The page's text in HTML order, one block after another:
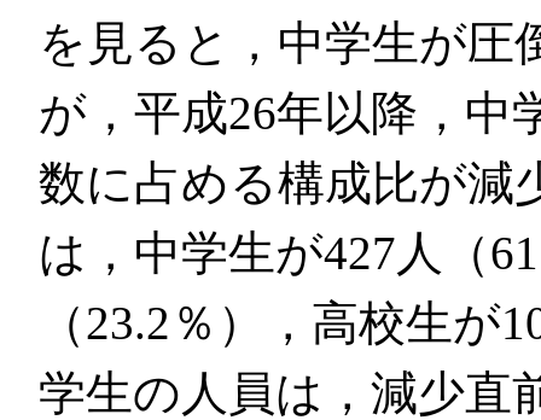
を見ると，中学生が圧
が，平成26年以降，中
数に占める構成比が減
は，中学生が427人（
（23.2％），高校生が
学生の人員は，減少直